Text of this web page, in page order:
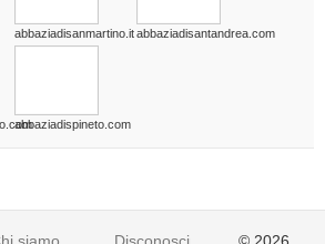
abbaziadisanmartino.itabbaziadisantandrea.com
abbaziadispineto.com